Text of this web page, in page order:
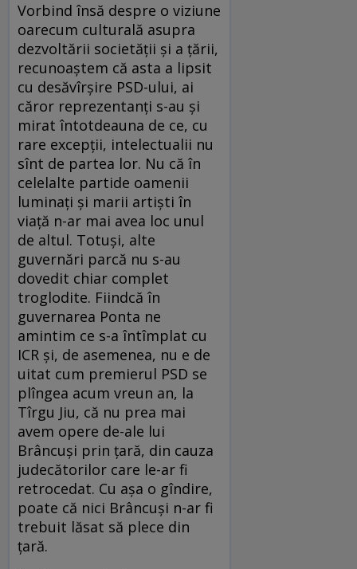
Vorbind însă despre o viziune
oarecum culturală asupra
dezvoltării societăţii şi a ţării,
recunoaştem că asta a lipsit
cu desăvîrşire PSD-ului, ai
căror reprezentanţi s-au şi
mirat întotdeauna de ce, cu
rare excepţii, intelectualii nu
sînt de partea lor. Nu că în
celelalte partide oamenii
luminaţi şi marii artişti în
viaţă n-ar mai avea loc unul
de altul. Totuşi, alte
guvernări parcă nu s-au
dovedit chiar complet
troglodite. Fiindcă în
guvernarea Ponta ne
amintim ce s-a întîmplat cu
ICR şi, de asemenea, nu e de
uitat cum premierul PSD se
plîngea acum vreun an, la
Tîrgu Jiu, că nu prea mai
avem opere de-ale lui
Brâncuşi prin ţară, din cauza
judecătorilor care le-ar fi
retrocedat. Cu aşa o gîndire,
poate că nici Brâncuşi n-ar fi
trebuit lăsat să plece din
ţară.